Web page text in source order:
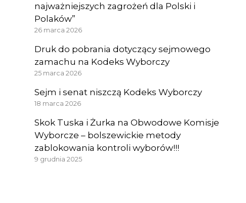
najważniejszych zagrożeń dla Polski i
Polaków”
26 marca 2026
Druk do pobrania dotyczący sejmowego
zamachu na Kodeks Wyborczy
25 marca 2026
Sejm i senat niszczą Kodeks Wyborczy
18 marca 2026
Skok Tuska i Żurka na Obwodowe Komisje
Wyborcze – bolszewickie metody
zablokowania kontroli wyborów!!!
9 grudnia 2025